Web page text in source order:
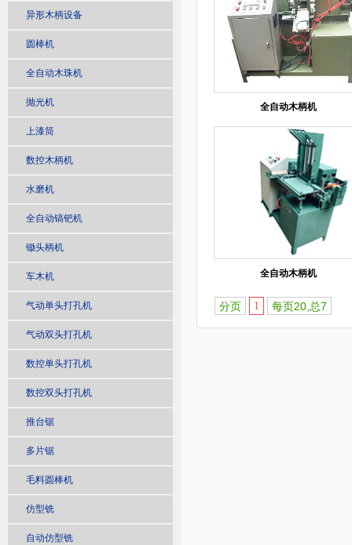
异形木柄设备
圆棒机
全自动木珠机
抛光机
上漆筒
数控木柄机
水磨机
全自动镐钯机
锄头柄机
车木机
气动单头打孔机
气动双头打孔机
数控单头打孔机
数控双头打孔机
推台锯
多片锯
毛料圆棒机
仿型铣
自动仿型铣
全自动木柄机
全自动木柄机
分页 1 每页20,总7